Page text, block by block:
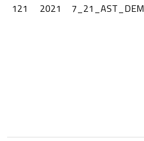
121 2021 7_21_AST_DEM